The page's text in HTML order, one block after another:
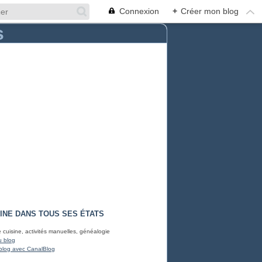
Connexion + Créer mon blog
DANS TOUS SES ÉTATS
cuisine, activités manuelles, généalogie
blog
avec CanalBlog